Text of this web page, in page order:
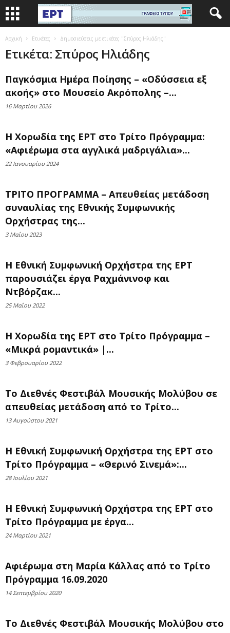
Αρχική Ετικέτες Δημοσιεύσεις με ετικέτες "Σπύρος Ηλιάδης"
Ετικέτα: Σπύρος Ηλιάδης
Παγκόσμια Ημέρα Ποίησης – «Οδύσσεια εξ
ακοής» στο Μουσείο Ακρόπολης –...
16 Μαρτίου 2026
H Χορωδία της ΕΡΤ στο Τρίτο Πρόγραμμα:
«Αφιέρωμα στα αγγλικά μαδριγάλια»...
22 Ιανουαρίου 2024
ΤΡΙΤΟ ΠΡΟΓΡΑΜΜΑ – Απευθείας μετάδοση
συναυλίας της Εθνικής Συμφωνικής
Ορχήστρας της...
3 Μαΐου 2023
Η Εθνική Συμφωνική Ορχήστρα της ΕΡΤ
παρουσιάζει έργα Ραχμάνινοφ και
Ντβόρζακ...
25 Μαΐου 2022
Η Χορωδία της ΕΡΤ στο Τρίτο Πρόγραμμα –
«Μικρά ρομαντικά» |...
3 Φεβρουαρίου 2022
Το Διεθνές Φεστιβάλ Μουσικής Μολύβου σε
απευθείας μετάδοση από το Τρίτο...
13 Αυγούστου 2021
Η Εθνική Συμφωνική Ορχήστρα της ΕΡΤ στο
Τρίτο Πρόγραμμα – «Θερινό Σινεμά»:...
28 Ιουλίου 2021
H Εθνική Συμφωνική Ορχήστρα της ΕΡΤ στo
Τρίτο Πρόγραμμα με έργα...
24 Μαρτίου 2021
Αφιέρωμα στη Μαρία Κάλλας από το Τρίτο
Πρόγραμμα 16.09.2020
14 Σεπτεμβρίου 2020
Τo Διεθνές Φεστιβάλ Μουσικής Μολύβου στο